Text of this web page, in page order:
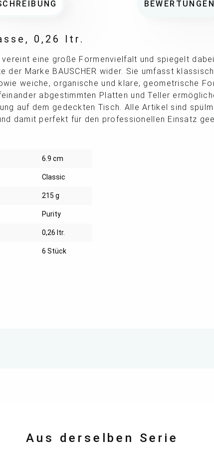
0,26 ltr.
vereint eine große Formenvielfalt und spiegelt
der Marke BAUSCHER wider. Sie umfasst
weiche, organische und klare, geometrische
abgestimmten Platten und Teller
auf dem gedeckten Tisch. Alle Artikel sind
damit perfekt für den professionellen Einsatz
6.9 cm
Classic
215 g
Purity
0,26 ltr.
6 Stück
Aus derselben Serie